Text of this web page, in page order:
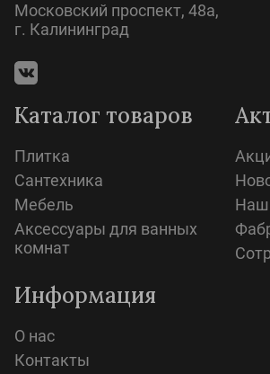
Московский проспект, 48а,
г. Калининград
Каталог товаров
Плитка
Сантехника
Мебель
Аксессуары для ванных
комнат
Информация
О нас
Контакты